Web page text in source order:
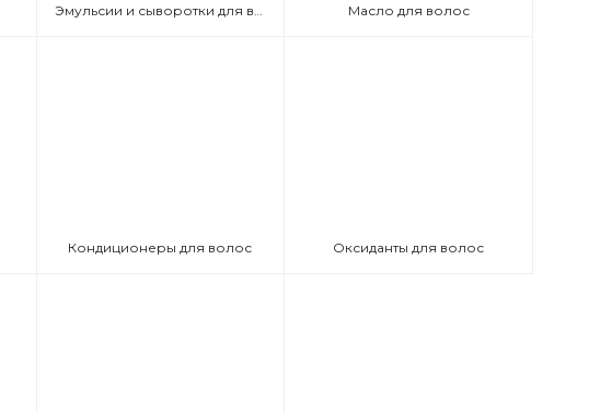
Эмульсии и сыворотки для волос Масло для волос
Кондиционеры для волос Оксиданты для волос